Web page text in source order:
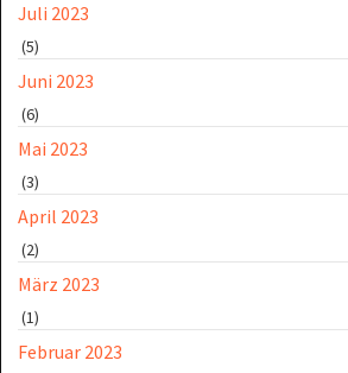
Juli 2023
(5)
Juni 2023
(6)
Mai 2023
(3)
April 2023
(2)
März 2023
(1)
Februar 2023